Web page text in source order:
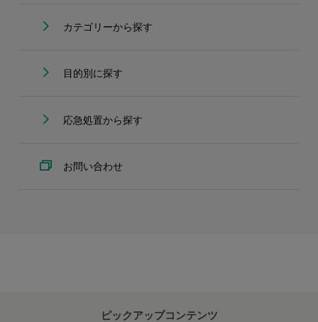
カテゴリーから探す
目的別に探す
応急処置から探す
お問い合わせ
ピックアップコンテンツ